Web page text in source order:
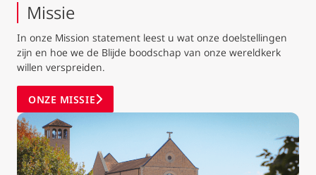
Missie
In onze Mission statement leest u wat onze doelstellingen
zijn en hoe we de Blijde boodschap van onze wereldkerk
willen verspreiden.
ONZE MISSIE